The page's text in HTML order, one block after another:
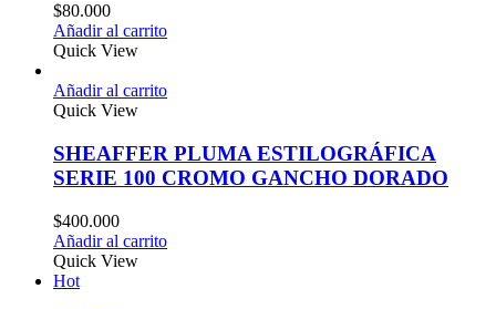
$80.000
Añadir al carrito
Quick View
Añadir al carrito
Quick View
SHEAFFER PLUMA ESTILOGRÁFICA
SERIE 100 CROMO GANCHO DORADO
$400.000
Añadir al carrito
Quick View
Hot